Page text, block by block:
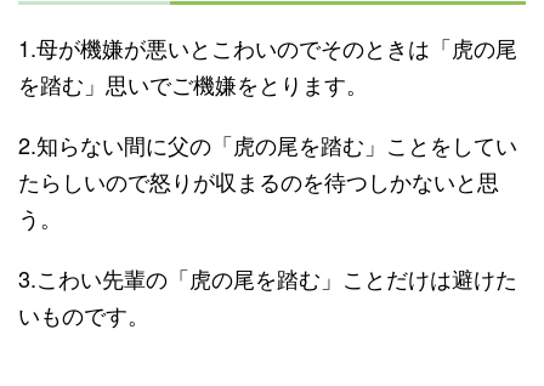
1.母が機嫌が悪いとこわいのでそのときは「虎の尾
を踏む」思いでご機嫌をとります。
2.知らない間に父の「虎の尾を踏む」ことをしてい
たらしいので怒りが収まるのを待つしかないと思
う。
3.こわい先輩の「虎の尾を踏む」ことだけは避けた
いものです。